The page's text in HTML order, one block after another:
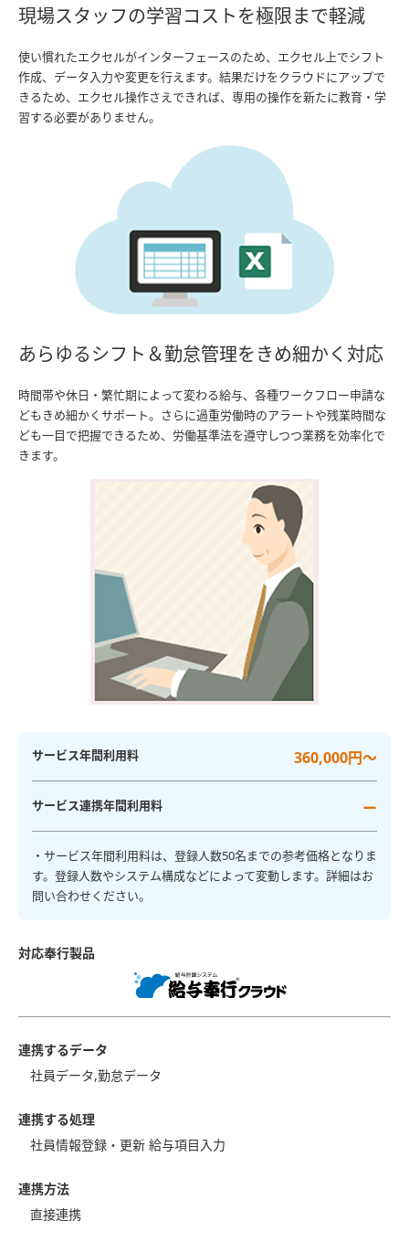
現場スタッフの学習コストを極限まで軽減
使い慣れたエクセルがインターフェースのため、エクセル上でシフト
作成、データ入力や変更を行えます。結果だけをクラウドにアップで
きるため、エクセル操作さえできれば、専用の操作を新たに教育・学
習する必要がありません。
あらゆるシフト＆勤怠管理をきめ細かく対応
時間帯や休日・繁忙期によって変わる給与、各種ワークフロー申請な
どもきめ細かくサポート。さらに過重労働時のアラートや残業時間な
ども一目で把握できるため、労働基準法を遵守しつつ業務を効率化で
きます。
サービス年間利用料 360,000円～
サービス連携年間利用料 ー
・サービス年間利用料は、登録人数50名までの参考価格となりま
す。登録人数やシステム構成などによって変動します。詳細はお
問い合わせください。
対応奉行製品
連携するデータ
社員データ,勤怠データ
連携する処理
社員情報登録・更新 給与項目入力
連携方法
直接連携